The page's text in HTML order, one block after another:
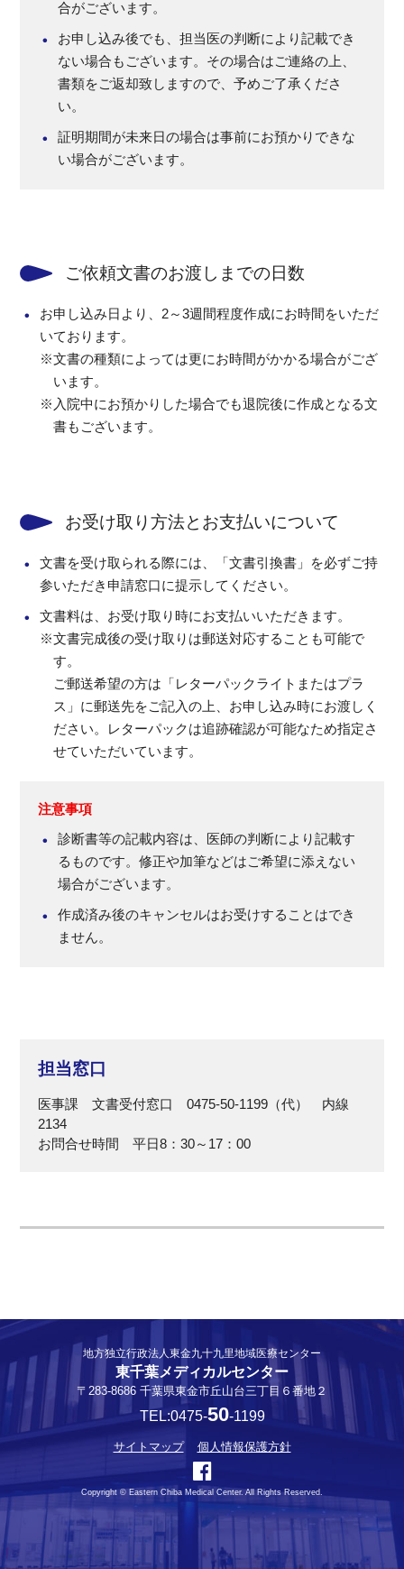
合がございます。
お申し込み後でも、担当医の判断により記載でき
ない場合もございます。その場合はご連絡の上、
書類をご返却致しますので、予めご了承くださ
い。
証明期間が未来日の場合は事前にお預かりできな
い場合がございます。
ご依頼文書のお渡しまでの日数
お申し込み日より、2～3週間程度作成にお時間をいただ
いております。
※文書の種類によっては更にお時間がかかる場合がござ
います。
※入院中にお預かりした場合でも退院後に作成となる文
書もございます。
お受け取り方法とお支払いについて
文書を受け取られる際には、「文書引換書」を必ずご持
参いただき申請窓口に提示してください。
文書料は、お受け取り時にお支払いいただきます。
※文書完成後の受け取りは郵送対応することも可能で
す。
ご郵送希望の方は「レターパックライトまたはプラ
ス」に郵送先をご記入の上、お申し込み時にお渡しく
ださい。レターパックは追跡確認が可能なため指定さ
せていただいています。
注意事項
診断書等の記載内容は、医師の判断により記載す
るものです。修正や加筆などはご希望に添えない
場合がございます。
作成済み後のキャンセルはお受けすることはでき
ません。
担当窓口
医事課 文書受付窓口 0475-50-1199（代） 内線
2134
お問合せ時間 平日8：30～17：00
地方独立行政法人東金九十九里地域医療センター
東千葉メディカルセンター
〒283-8686 千葉県東金市丘山台三丁目６番地２
TEL:0475-50-1199
サイトマップ 個人情報保護方針
Copyright © Eastern Chiba Medical Center. All Rights Reserved.